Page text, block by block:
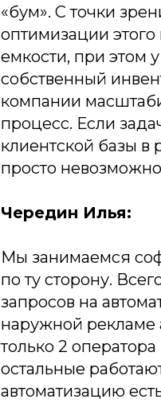
«бум». С точки
оптимизации
емкости, при этом
собственный
компании
процесс. Если
клиентской базы в
просто
Чередин Илья:
Мы занимаемся
по ту сторону.
запросов на
наружной рекламе
только 2
остальные
автоматизацию